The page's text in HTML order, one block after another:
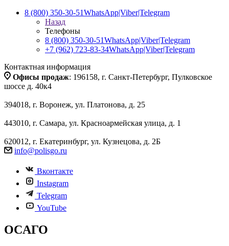
8 (800) 350-30-51WhatsApp|Viber|Telegram
Назад
Телефоны
8 (800) 350-30-51WhatsApp|Viber|Telegram
+7 (962) 723-83-34WhatsApp|Viber|Telegram
Контактная информация
Офисы продаж: 196158, г. Санкт-Петербург, Пулковское
шоссе д. 40к4
394018, г. Воронеж, ул. Платонова, д. 25
443010, г. Самара, ул. Красноармейская улица, д. 1
620012, г. Екатеринбург, ул. Кузнецова, д. 2Б
info@polisgo.ru
Вконтакте
Instagram
Telegram
YouTube
OCAГО